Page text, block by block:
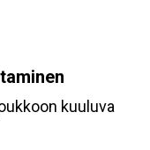
kuuluva